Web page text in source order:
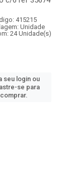
415215
Unidade
24 Unidade(s)
seu login ou
se para
comprar.